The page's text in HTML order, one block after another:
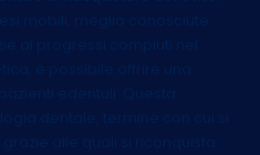
mobili, meglio conosciute
ai progressi compiuti nel
è possibile offrire una
edentuli. Questa
dentale, termine con cui si
alle quali si riconquista